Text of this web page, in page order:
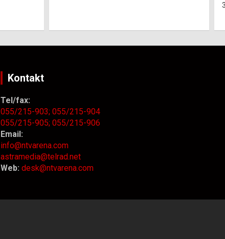
Kontakt
Tel/fax:
055/215-903;055/215-904
055/215-905;055/215-906
Email:
info@ntvarena.com
astramedia@telrad.net
Web: desk@ntvarena.com